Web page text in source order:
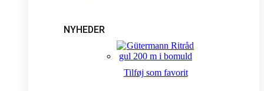
NYHEDER
Tilføj som favorit